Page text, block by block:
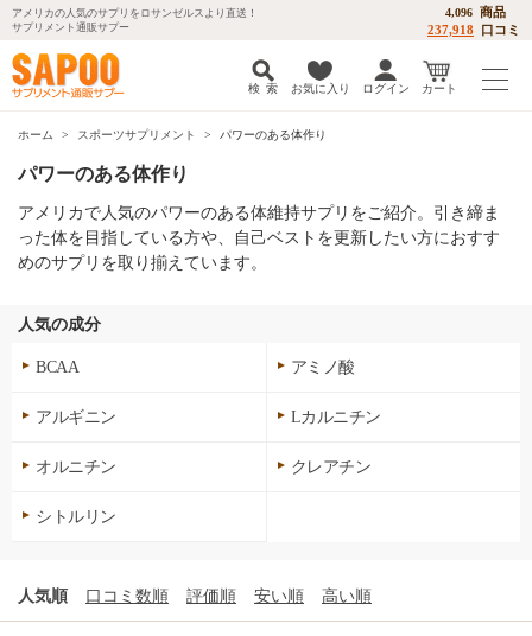
アメリカの人気のサプリをロサンゼルスより直送！
サプリメント通販サプー
4,096 商品
237,918 口コミ
検 索 お気に入り ログイン カート
ホーム スポーツサプリメント パワーのある体作り
パワーのある体作り
アメリカで人気のパワーのある体維持サプリをご紹介。引き締ま
った体を目指している方や、自己ベストを更新したい方におすす
めのサプリを取り揃えています。
人気の成分
BCAA アミノ酸
アルギニン Lカルニチン
オルニチン クレアチン
シトルリン
人気順 口コミ数順 評価順 安い順 高い順